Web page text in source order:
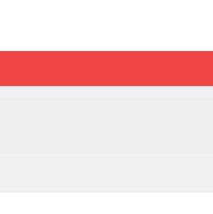
en interpreteren: een strategische aanpak